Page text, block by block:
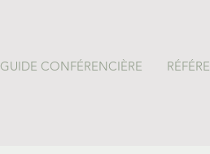
GUIDE CONFÉRENCIÈRE